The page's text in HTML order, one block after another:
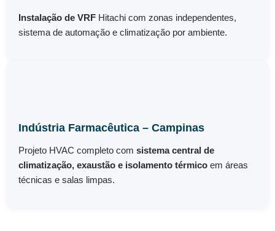
Instalação de VRF Hitachi com zonas independentes,
sistema de automação e climatização por ambiente.
Indústria Farmacêutica – Campinas
Projeto HVAC completo com sistema central de
climatização, exaustão e isolamento térmico em áreas
técnicas e salas limpas.